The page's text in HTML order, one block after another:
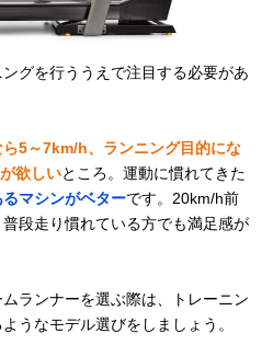
グを行ううえで注目する必要があ
5～7km/h、ランニング目的にな
欲しいところ。運動に慣れてきた
マシンがベターです。20km/h前
段走り慣れている方でも満足感が
ランナーを選ぶ際は、トレーニン
うなモデル選びをしましょう。